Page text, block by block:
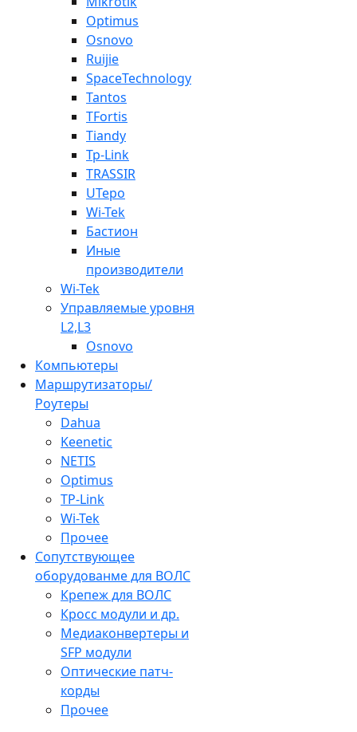
Optimus
Osnovo
Ruijie
SpaceTechnology
Tantos
TFortis
Tiandy
Tp-Link
TRASSIR
UTepo
Wi-Tek
Бастион
Иные
производители
Wi-Tek
Управляемые уровня
L2,L3
Osnovo
Компьютеры
Маршрутизаторы/
Роутеры
Dahua
Keenetic
NETIS
Optimus
TP-Link
Wi-Tek
Прочее
Сопутствующее
оборудованме для ВОЛС
Крепеж для ВОЛС
Кросс модули и др.
Медиаконвертеры и
SFP модули
Оптические патч-
корды
Прочее